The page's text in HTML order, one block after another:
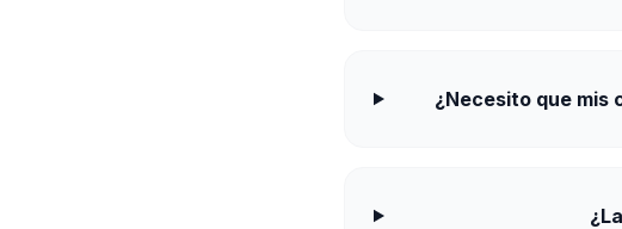
¿Necesito que mis